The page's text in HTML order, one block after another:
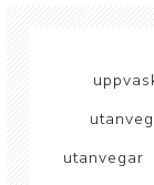
utanvegar